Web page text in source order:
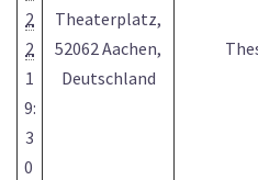
2
2
1
9:
3
0
Theaterplatz,
52062 Aachen,
Deutschland